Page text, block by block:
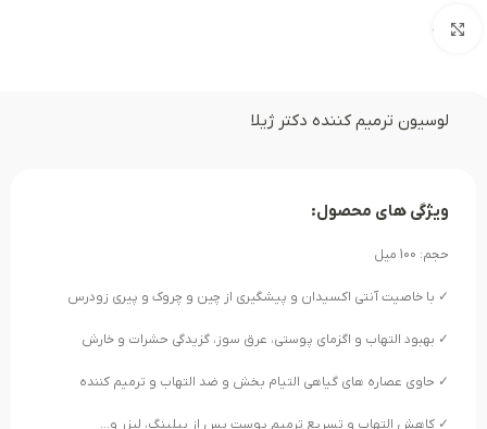
بزرگنمایی تصویر
لوسیون ترمیم کننده دکتر ژیلا
ویژگی های محصول:
حجم: 100 میل
✓ با خاصیت آنتی اکسیدان و پیشگیری از چین و چروک و پیری زودرس
✓ بهبود التهاب و اگزمای پوستی، عرق سوز، گزیدگی حشرات و خارش
✓ حاوی عصاره های گیاهی التیام بخش و ضد التهاب و ترمیم کننده
✓ کاهش التهاب و تسریع ترمیم پوست پس از پیلینگ، لیزر و…